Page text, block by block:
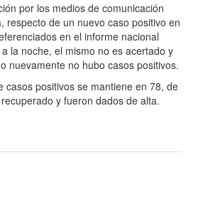
por los medios de comunicación
respecto de un nuevo caso positivo en
en el informe nacional
la noche, el mismo no es acertado y
nuevamente no hubo casos positivos.
casos positivos se mantiene en 78, de
y fueron dados de alta.